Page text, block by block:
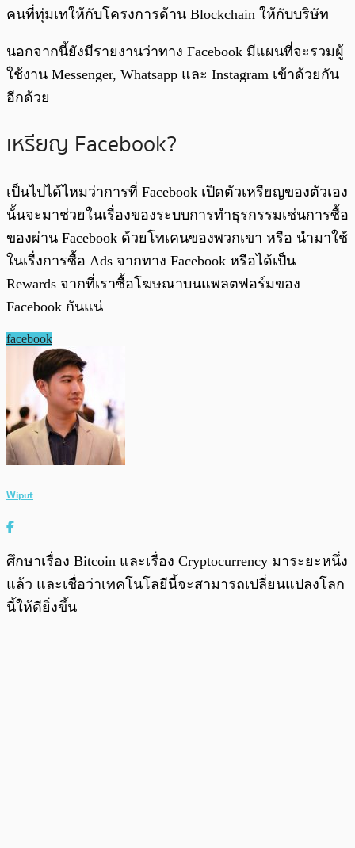
คนที่ทุ่มเทให้กับโครงการด้าน Blockchain ให้กับบริษัท
นอกจากนี้ยังมีรายงานว่าทาง Facebook มีแผนที่จะรวมผู้
ใช้งาน Messenger, Whatsapp และ Instagram เข้าด้วยกัน
อีกด้วย
เหรียญ Facebook?
เป็นไปได้ไหมว่าการที่ Facebook เปิดตัวเหรียญของตัวเอง
นั้นจะมาช่วยในเรื่องของระบบการทำธุรกรรมเช่นการซื้อ
ของผ่าน Facebook ด้วยโทเคนของพวกเขา หรือ นำมาใช้
ในเรื่งการซื้อ Ads จากทาง Facebook หรือได้เป็น
Rewards จากที่เราซื้อโฆษณาบนแพลตฟอร์มของ
Facebook กันแน่
facebook
Wiput
ศึกษาเรื่อง Bitcoin และเรื่อง Cryptocurrency มาระยะหนึ่ง
แล้ว และเชื่อว่าเทคโนโลยีนี้จะสามารถเปลี่ยนแปลงโลก
นี้ให้ดียิ่งขึ้น